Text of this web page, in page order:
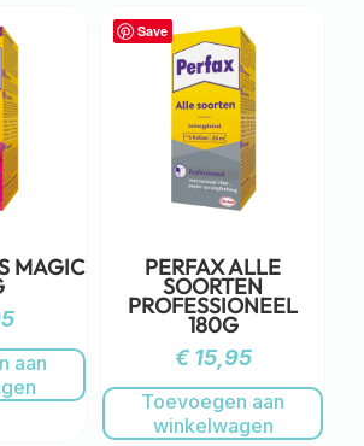
MAGIC
aan
Save
PERFAX ALLE
SOORTEN
PROFESSIONEEL
180G
€15,95
Toevoegen aan
winkelwagen